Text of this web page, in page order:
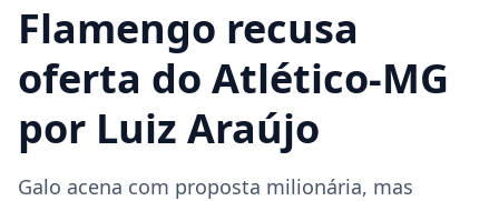
Flamengo recusa
oferta do Atlético-MG
por Luiz Araújo
Galo acena com proposta milionária, mas